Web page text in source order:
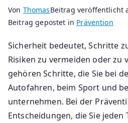
Von ThomasBeitrag veröffentlicht
Beitrag gepostet in Prävention
Sicherheit bedeutet, Schritte
Risiken zu vermeiden oder zu
gehören Schritte, die Sie bei
Autofahren, beim Sport und
unternehmen. Bei der
Entscheidungen, die Sie